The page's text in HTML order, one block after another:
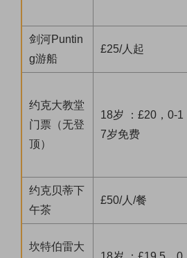
剑河Puntin
g游船
£25/人起
约克大教堂
门票（无登
顶）
18岁 ：£20，0-1
7岁免费
约克贝蒂下
午茶
£50/人/餐
坎特伯雷大